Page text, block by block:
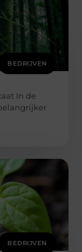
BEDRIJVEN
In de
BEDRIJVEN